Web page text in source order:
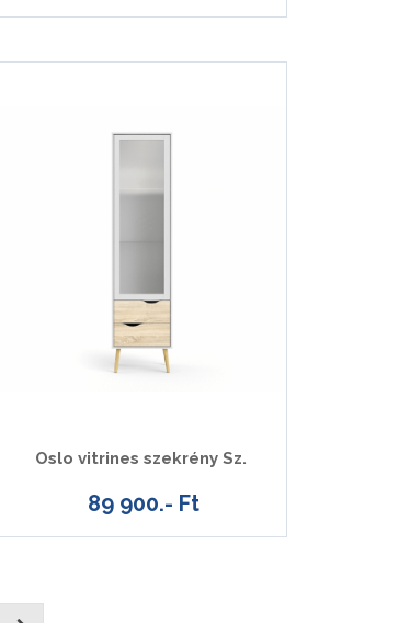
Oslo vitrines szekrény Sz.
89 900.- Ft